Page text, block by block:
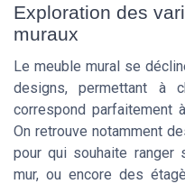
Exploration des
muraux
Le meuble mural se
designs, permettant à
correspond parfaitement
On retrouve notamment
pour qui souhaite
mur, ou encore des